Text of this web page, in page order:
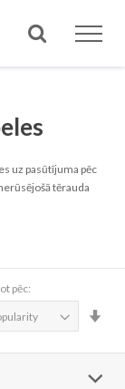
Meklēt
uz pasūtījuma pēc
tērauda
pēc: